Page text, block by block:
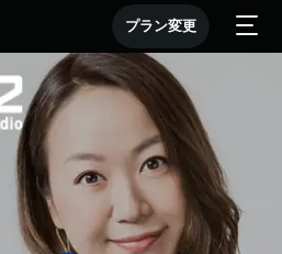
プラン変更